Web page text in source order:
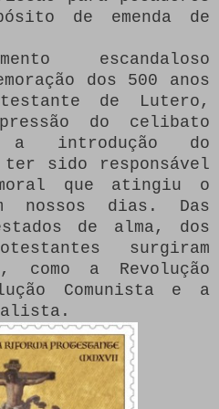
de emenda de
escandaloso
dos 500 anos
de Lutero,
do celibato
introdução do
sido responsável
que atingiu o
nossos dias. Das
de alma, dos
surgiram
como a Revolução
Comunista e a